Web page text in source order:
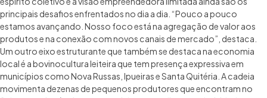
principais desafios enfrentados no dia a dia. “Pouco a pouco
estamos avançando. Nosso foco está na agregação de valor aos
produtos e na conexão com novos canais de mercado”, destaca.
Um outro eixo estruturante que também se destaca na economia
local é a bovinocultura leiteira que tem presença expressiva em
municípios como Nova Russas, Ipueiras e Santa Quitéria. A cadeia
movimenta dezenas de pequenos produtores que encontram no